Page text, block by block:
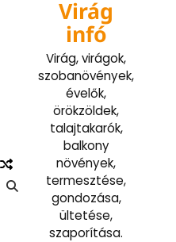
Virág
infó
Virág, virágok,
szobanövények,
évelők,
örökzöldek,
talajtakarók,
balkony
növények,
termesztése,
gondozása,
ültetése,
szaporítása.